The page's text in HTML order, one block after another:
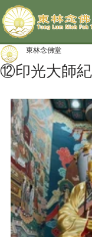
⑫印光大師
東林念佛堂